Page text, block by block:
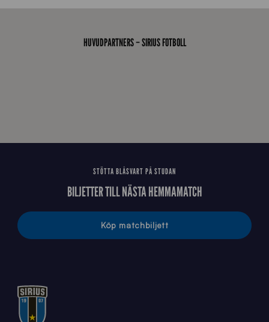
HUVUDPARTNERS – SIRIUS FOTBOLL
STÖTTA BLÅSVART PÅ STUDAN
BILJETTER TILL NÄSTA HEMMAMATCH
Köp matchbiljett